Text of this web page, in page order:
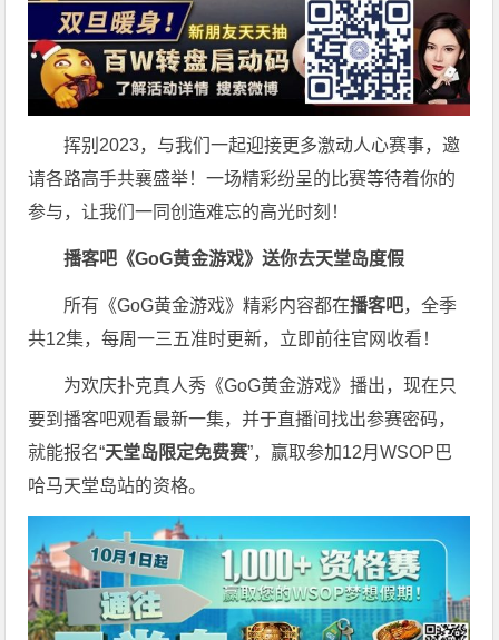
挥别2023，与我们一起迎接更多激动人心赛事，邀
请各路高手共襄盛举！一场精彩纷呈的比赛等待着你的
参与，让我们一同创造难忘的高光时刻！
播客吧 《GoG黄金游戏》送你去天堂岛度假
所有《GoG黄金游戏》精彩内容都在播客吧，全季
共12集，每周一三五准时更新，立即前往官网收看！
为欢庆扑克真人秀《GoG黄金游戏》播出，现在只
要到播客吧观看最新一集，并于直播间找出参赛密码，
就能报名“天堂岛限定免费赛”，赢取参加12月WSOP巴
哈马天堂岛站的资格。